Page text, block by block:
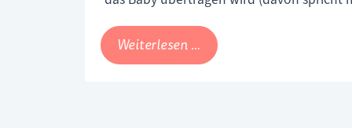
Weiterlesen … Wann
wird